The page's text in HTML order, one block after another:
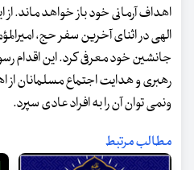
اهداف آرمانی خود باز خواهد ماند. از
الهی در اثنای آخرین سفر حج،
جانشین خود معرفی کرد. این اقدام
رهبری و هدایت اجتماع مسلمانان از
ونمی توان آن را به افراد عادی سپرد.
مطالب مرتبط